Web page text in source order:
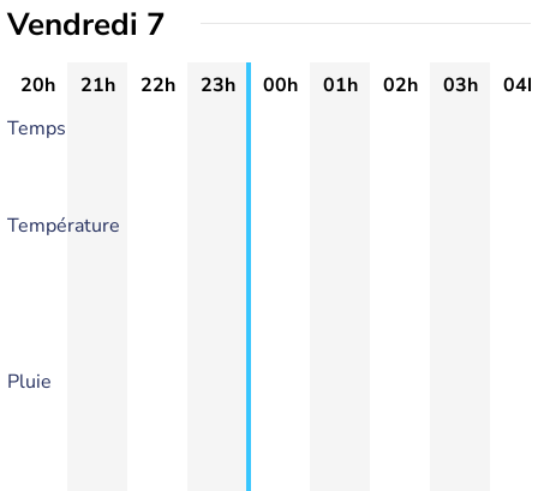
Vendredi 7
20h 21h 22h 23h 00h 01h 02h 03h
04h
Temps
Température
Pluie